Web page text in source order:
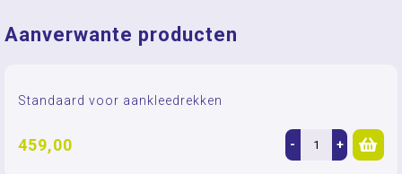
Aanverwante producten
Standaard voor aankleedrekken
459,00 - +